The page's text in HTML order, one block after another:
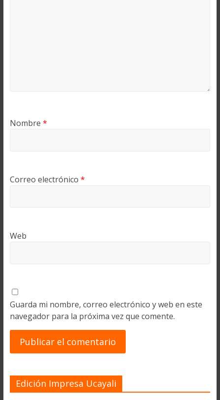
Nombre *
Correo electrónico *
Web
Guarda mi nombre, correo electrónico y web en este
navegador para la próxima vez que comente.
Edición Impresa Ucayali